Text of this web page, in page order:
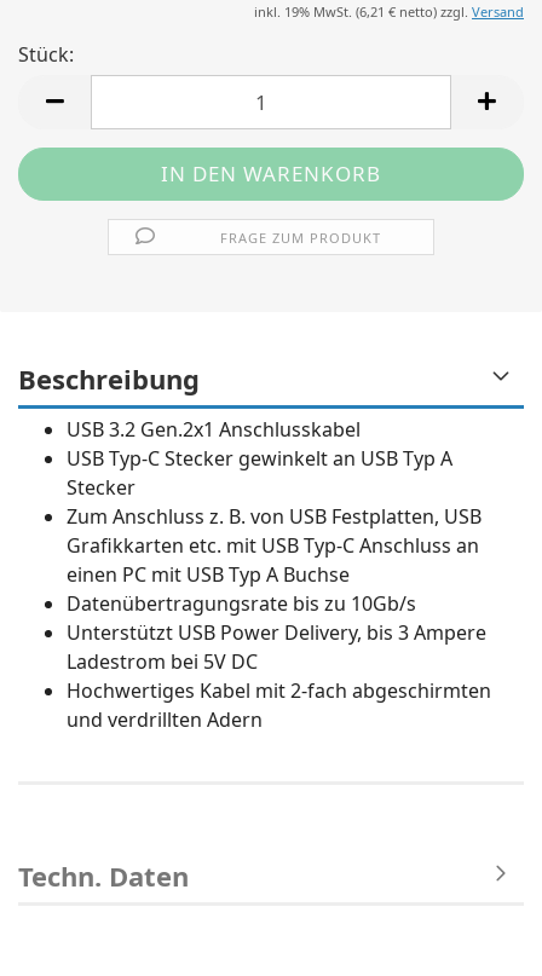
inkl. 19% MwSt. (6,21 € netto) zzgl. Versand
Stück:
FRAGE ZUM PRODUKT
Beschreibung
USB 3.2 Gen.2x1 Anschlusskabel
USB Typ-C Stecker gewinkelt an USB Typ A
Stecker
Zum Anschluss z. B. von USB Festplatten, USB
Grafikkarten etc. mit USB Typ-C Anschluss an
einen PC mit USB Typ A Buchse
Datenübertragungsrate bis zu 10Gb/s
Unterstützt USB Power Delivery, bis 3 Ampere
Ladestrom bei 5V DC
Hochwertiges Kabel mit 2-fach abgeschirmten
und verdrillten Adern
Techn. Daten